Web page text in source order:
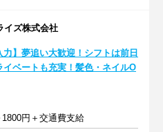
イズ株式会社
力】夢追い大歓迎！シフトは前日
イベートも充実！髪色・ネイルO
円＋交通費支給